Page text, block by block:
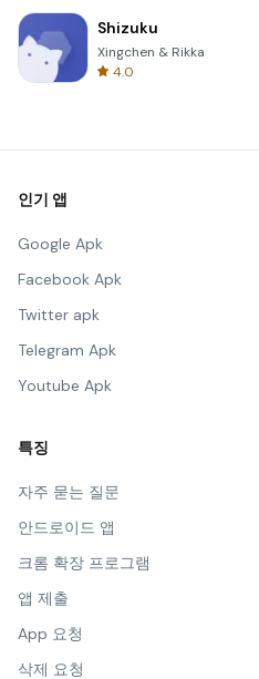
Shizuku
Xingchen & Rikka
4.0
인기 앱
Google Apk
Facebook Apk
Twitter apk
Telegram Apk
Youtube Apk
특징
자주 묻는 질문
안드로이드 앱
크롬 확장 프로그램
앱 제출
App 요청
삭제 요청